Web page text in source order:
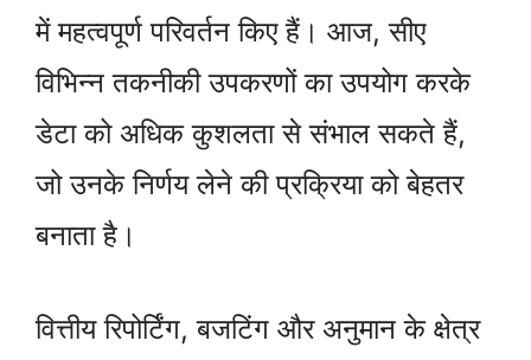
में महत्वपूर्ण परिवर्तन किए हैं। आज, सीए
विभिन्न तकनीकी उपकरणों का उपयोग करके
डेटा को अधिक कुशलता से संभाल सकते हैं,
जो उनके निर्णय लेने की प्रक्रिया को बेहतर
बनाता है।
वित्तीय रिपोर्टिंग, बजटिंग और अनुमान के क्षेत्र